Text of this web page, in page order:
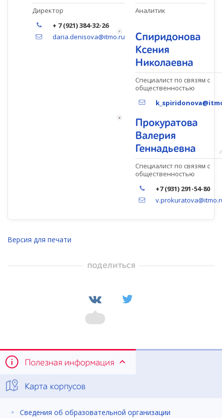
Директор
+ 7 (921) 384-32-26
daria.denisova@itmo.ru
Аналитик
Спиридонова
Ксения
Николаевна
Специалист по связям с
общественностью
Прокуратова
Валерия
Геннадьевна
Специалист по связям с
общественностью
+7 (931) 291-54-80
Версия для печати
поделиться
Полезная информация
Карта корпусов
Сведения об образовательной организации